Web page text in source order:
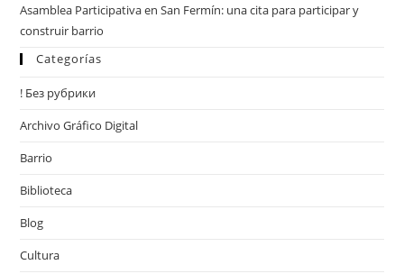
Asamblea Participativa en San Fermín: una cita para participar y
construir barrio
Categorías
! Без рубрики
Archivo Gráfico Digital
Barrio
Biblioteca
Blog
Cultura